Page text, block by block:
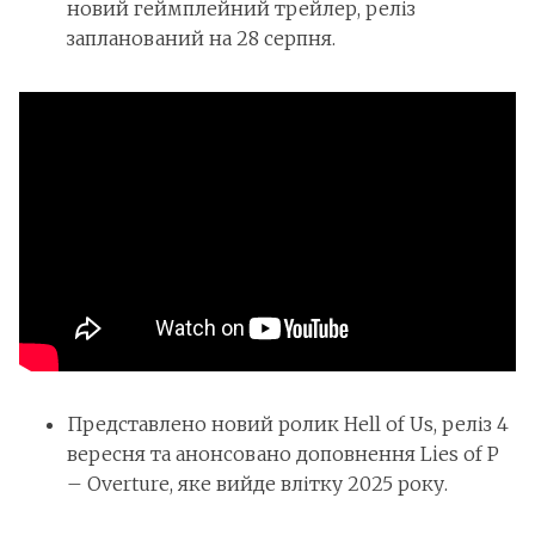
новий геймплейний трейлер, реліз
запланований на 28 серпня.
Представлено новий ролик Hell of Us, реліз 4
вересня та анонсовано доповнення Lies of P
– Overture, яке вийде влітку 2025 року.